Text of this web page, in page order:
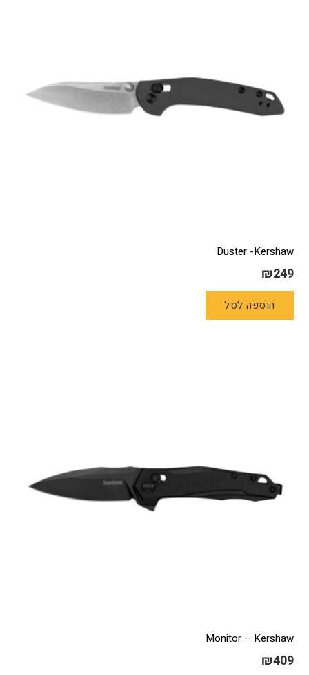
Duster -Kershaw
₪249
הוספה לסל
Monitor – Kershaw
₪409